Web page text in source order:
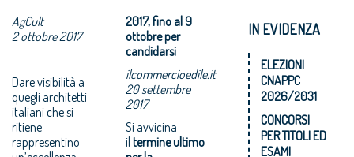
AgCult
2 ottobre 2017
Dare visibilità a
quegli architetti
italiani che si
ritiene
rappresentino
2017, fino al 9
ottobre per
candidarsi
ilcommercioedile.it
20 settembre
2017
Si avvicina
iltermine ultimo
IN EVIDENZA
ELEZIONI
CNAPPC
2026/2031
CONCORSI
PER TITOLI ED
ESAMI